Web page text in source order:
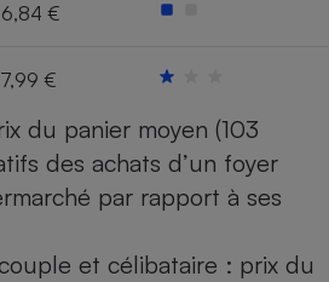
€
€
du panier moyen (103
des achats d’un foyer
par rapport à ses
et célibataire : prix du